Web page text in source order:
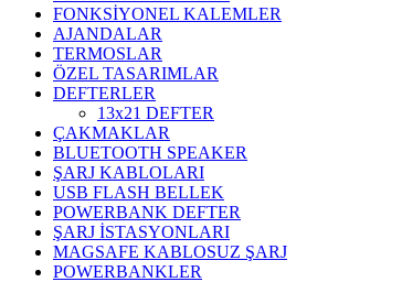
FONKSİYONEL KALEMLER
AJANDALAR
TERMOSLAR
ÖZEL TASARIMLAR
DEFTERLER
13x21 DEFTER
ÇAKMAKLAR
BLUETOOTH SPEAKER
ŞARJ KABLOLARI
USB FLASH BELLEK
POWERBANK DEFTER
ŞARJ İSTASYONLARI
MAGSAFE KABLOSUZ ŞARJ
POWERBANKLER